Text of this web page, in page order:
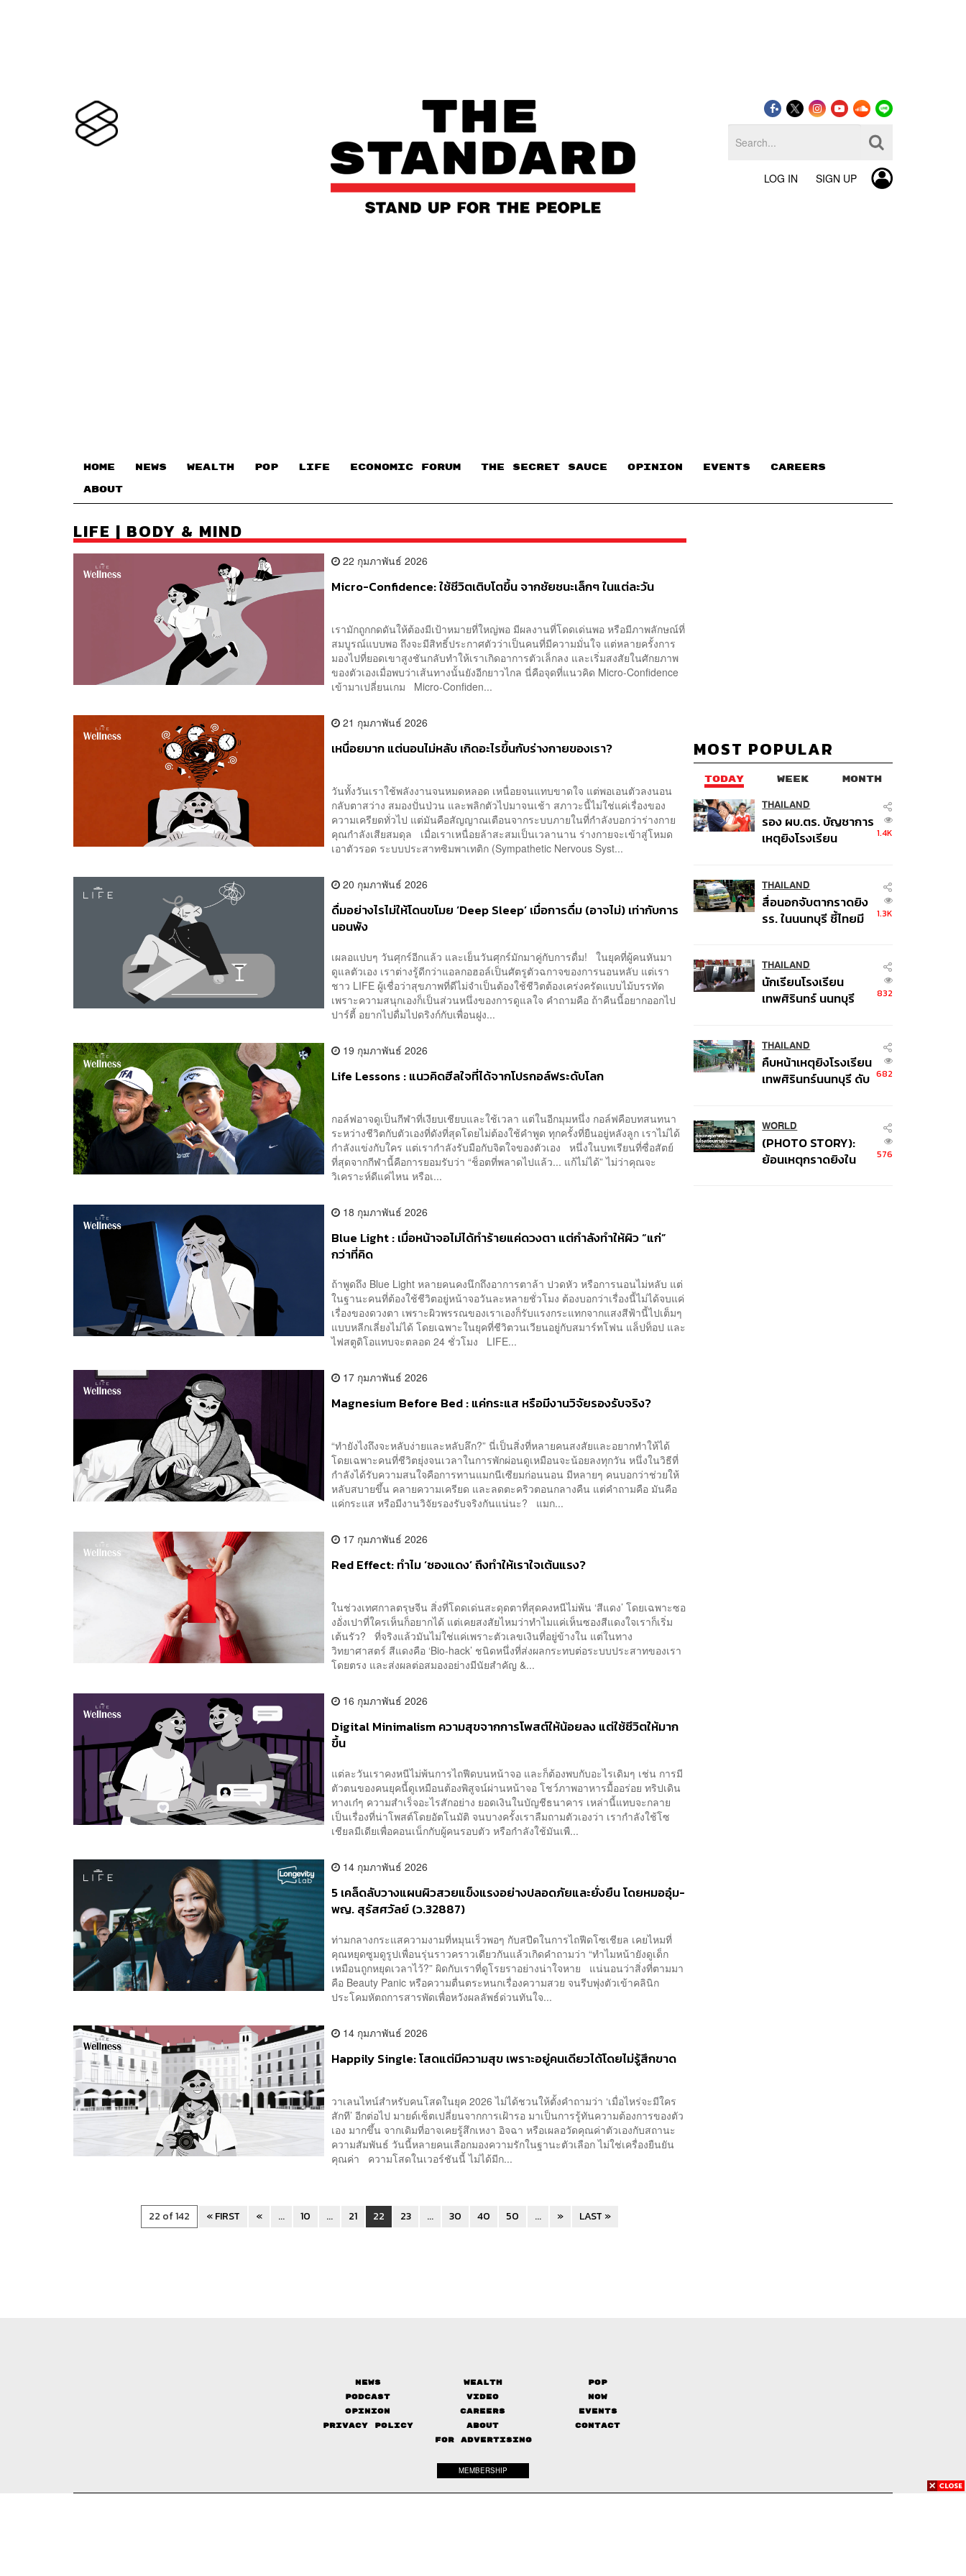
LOG IN SIGN UP
HOME NEWS WEALTH POP LIFE ECONOMIC FORUM THE SECRET SAUCE​ OPINION EVENTS CAREERS
ABOUT
LIFE | BODY & MIND
22 กุมภาพันธ์ 2026
Micro-Confidence: ใช้ชีวิตเติบโตขึ้น จากชัยชนะเล็กๆ ในแต่ละวัน
เรามักถูกกดดันให้ต้องมีเป้าหมายที่ใหญ่พอ มีผลงานที่โดดเด่นพอ หรือมีภาพลักษณ์ที่
สมบูรณ์แบบพอ ถึงจะมีสิทธิ์ประกาศตัวว่าเป็นคนที่มีความมั่นใจ แต่หลายครั้งการ
มองไปที่ยอดเขาสูงชันกลับทำให้เราเกิดอาการตัวเล็กลง และเริ่มสงสัยในศักยภาพ
ของตัวเองเมื่อพบว่าเส้นทางนั้นยังอีกยาวไกล นี่คือจุดที่แนวคิด Micro-Confidence
เข้ามาเปลี่ยนเกม Micro-Confiden...
21 กุมภาพันธ์ 2026
เหนื่อยมาก แต่นอนไม่หลับ เกิดอะไรขึ้นกับร่างกายของเรา?
วันทั้งวันเราใช้พลังงานจนหมดหลอด เหนื่อยจนแทบขาดใจ แต่พอเอนตัวลงนอน
กลับตาสว่าง สมองปั่นป่วน และพลิกตัวไปมาจนเช้า สภาวะนี้ไม่ใช่แค่เรื่องของ
ความเครียดทั่วไป แต่มันคือสัญญาณเตือนจากระบบภายในที่กำลังบอกว่าร่างกาย
คุณกำลังเสียสมดุล เมื่อเราเหนื่อยล้าสะสมเป็นเวลานาน ร่างกายจะเข้าสู่โหมด
เอาตัวรอด ระบบประสาทซิมพาเทติก (Sympathetic Nervous Syst...
20 กุมภาพันธ์ 2026
ดื่มอย่างไรไม่ให้โดนขโมย ‘Deep Sleep’ เมื่อการดื่ม (อาจไม่) เท่ากับการ
นอนพัง
เผลอแปบๆ วันศุกร์อีกแล้ว และเย็นวันศุกร์มักมาคู่กับการดื่ม! ในยุคที่ผู้คนหันมา
ดูแลตัวเอง เราต่างรู้ดีกว่าแอลกอฮอล์เป็นศัตรูตัวฉกาจของการนอนหลับ แต่เรา
ชาว LIFE ผู้เชื่อว่าสุขภาพที่ดีไม่จำเป็นต้องใช้ชีวิตต้องเคร่งครัดแบบไม้บรรทัด
เพราะความสนุกเองก็เป็นส่วนหนึ่งของการดูแลใจ คำถามคือ ถ้าคืนนี้อยากออกไป
ปาร์ตี้ อยากไปดื่มไปดริงก์กับเพื่อนฝูง...
19 กุมภาพันธ์ 2026
Life Lessons : แนวคิดฮีลใจที่ได้จากโปรกอล์ฟระดับโลก
กอล์ฟอาจดูเป็นกีฬาที่เงียบเชียบและใช้เวลา แต่ในอีกมุมหนึ่ง กอล์ฟคือบทสนทนา
ระหว่างชีวิตกับตัวเองที่ดังที่สุดโดยไม่ต้องใช้คำพูด ทุกครั้งที่ยืนอยู่หลังลูก เราไม่ได้
กำลังแข่งกับใคร แต่เรากำลังรับมือกับจิตใจของตัวเอง หนึ่งในบทเรียนที่ซื่อสัตย์
ที่สุดจากกีฬานี้คือการยอมรับว่า “ช็อตที่พลาดไปแล้ว... แก้ไม่ได้” ไม่ว่าคุณจะ
วิเคราะห์ดีแค่ไหน หรือเ...
18 กุมภาพันธ์ 2026
Blue Light : เมื่อหน้าจอไม่ได้ทำร้ายแค่ดวงตา แต่กำลังทำให้ผิว “แก่”
กว่าที่คิด
ถ้าพูดถึง Blue Light หลายคนคงนึกถึงอาการตาล้า ปวดหัว หรือการนอนไม่หลับ แต่
ในฐานะคนที่ต้องใช้ชีวิตอยู่หน้าจอวันละหลายชั่วโมง ต้องบอกว่าเรื่องนี้ไม่ได้จบแค่
เรื่องของดวงตา เพราะผิวพรรณของเราเองก็รับแรงกระแทกจากแสงสีฟ้านี้ไปเต็มๆ
แบบหลีกเลี่ยงไม่ได้ โดยเฉพาะในยุคที่ชีวิตวนเวียนอยู่กับสมาร์ทโฟน แล็ปท็อป และ
ไฟสตูดิโอแทบจะตลอด 24 ชั่วโมง LIFE...
17 กุมภาพันธ์ 2026
Magnesium Before Bed : แค่กระแส หรือมีงานวิจัยรองรับจริง?
“ทำยังไงถึงจะหลับง่ายและหลับลึก​?” นี่เป็นสิ่งที่หลายคนสงสัยและอยากทำให้ได้
โดยเฉพาะคนที่ชีวิตยุ่งจนเวลาในการพักผ่อนดูเหมือนจะน้อยลงทุกวัน หนึ่งในวิธีที่
กำลังได้รับความสนใจคือการทานแมกนีเซียมก่อนนอน มีหลายๆ คนบอกว่าช่วยให้
หลับสบายขึ้น คลายความเครียด และลดตะคริวตอนกลางคืน แต่คำถามคือ มันคือ
แค่กระแส หรือมีงานวิจัยรองรับจริงกันแน่นะ? แมก...
17 กุมภาพันธ์ 2026
Red Effect: ทำไม ‘ซองแดง’ ถึงทำให้เราใจเต้นแรง?
ในช่วงเทศกาลตรุษจีน สิ่งที่โดดเด่นสะดุดตาที่สุดคงหนีไม่พ้น ‘สีแดง’ โดยเฉพาะซอ
งอั่งเปาที่ใครเห็นก็อยากได้ แต่เคยสงสัยไหมว่าทำไมแค่เห็นซองสีแดงใจเราก็เริ่ม
เต้นรัว? ที่จริงแล้วมันไม่ใช่แค่เพราะตัวเลขเงินที่อยู่ข้างใน แต่ในทาง
วิทยาศาสตร์ สีแดงคือ ‘Bio-hack’ ชนิดหนึ่งที่ส่งผลกระทบต่อระบบประสาทของเรา
โดยตรง และส่งผลต่อสมองอย่างมีนัยสำคัญ &...
16 กุมภาพันธ์ 2026
Digital Minimalism ความสุขจากการโพสต์ให้น้อยลง แต่ใช้ชีวิตให้มาก
ขึ้น
แต่ละวันเราคงหนีไม่พ้นการไถฟีดบนหน้าจอ และก็ต้องพบกับอะไรเดิมๆ เช่น การมี
ตัวตนของคนยุคนี้ดูเหมือนต้องพิสูจน์ผ่านหน้าจอ โชว์ภาพอาหารมื้ออร่อย ทริปเดิน
ทางเก๋ๆ ความสำเร็จอะไรสักอย่าง ยอดเงินในบัญชีธนาคาร เหล่านี้แทบจะกลาย
เป็นเรื่องที่น่าโพสต์โดยอัตโนมัติ จนบางครั้งเราลืมถามตัวเองว่า เรากำลังใช้โซ
เชียลมีเดียเพื่อคอนเน็กกับผู้คนรอบตัว หรือกำลังใช้มันเพื...
14 กุมภาพันธ์ 2026
5 เคล็ดลับวางแผนผิวสวยแข็งแรงอย่างปลอดภัยและยั่งยืน โดยหมออุ๋ม-
พญ. สุรัสศวัลย์ (ว.32887)
ท่ามกลางกระแสความงามที่หมุนเร็วพอๆ กับสปีดในการไถฟีดโซเชียล เคยไหมที่
คุณหยุดซูมดูรูปเพื่อนรุ่นราวคราวเดียวกันแล้วเกิดคำถามว่า “ทำไมหน้ายังดูเด็ก
เหมือนถูกหยุดเวลาไว้?” ผิดกับเราที่ดูโรยราอย่างน่าใจหาย แน่นอนว่าสิ่งที่ตามมา
คือ Beauty Panic หรือความตื่นตระหนกเรื่องความสวย จนรีบพุ่งตัวเข้าคลินิก
ประโคมหัตถการสารพัดเพื่อหวังผลลัพธ์ด่วนทันใจ...
14 กุมภาพันธ์ 2026
Happily Single: โสดแต่มีความสุข เพราะอยู่คนเดียวได้โดยไม่รู้สึกขาด
วาเลนไทน์สำหรับคนโสดในยุค 2026 ไม่ได้ชวนให้ตั้งคำถามว่า ‘เมื่อไหร่จะมีใคร
สักที’ อีกต่อไป มายด์เซ็ตเปลี่ยนจากการเฝ้ารอ มาเป็นการรู้ทันความต้องการของตัว
เอง มากขึ้น จากเดิมที่อาจเคยรู้สึกเหงา อิจฉา หรือเผลอวัดคุณค่าตัวเองกับสถานะ
ความสัมพันธ์ วันนี้หลายคนเลือกมองความรักในฐานะตัวเลือก ไม่ใช่เครื่องยืนยัน
คุณค่า ความโสดในเวอร์ชันนี้ ไม่ได้มีก...
22 of 142 « FIRST « ... 10 ... 21 22 23 ... 30 40 50 ... » LAST »
MOST POPULAR
TODAY WEEK MONTH
THAILAND
รอง ผบ.ตร. บัญชาการ
เหตุยิงโรงเรียน
คนติดค้าง พบศพปู่-ย่า
ที่บ้านพักผู้ก่อเหตุ
1.4K
THAILAND
สื่อนอกจับตากราดยิง
รร. ในนนทบุรี ชี้ไทยมี
1.3K
THAILAND
นักเรียนโรงเรียน
เทพศิรินทร์ นนทบุรี
เหตุใช้อาวุธปืนภายใน
โรงเรียนคลี่คลาย
832
THAILAND
คืบหน้าเหตุยิงโรงเรียน
เทพศิรินทร์นนทบุรี ดับ
เหตุ
682
WORLD
(PHOTO STORY):
ย้อนเหตุกราดยิงใน
576
News Wealth
Pop
Podcast
Video
Now
Opinion
Careers
Events
Privacy Policy
About
Contact
FOR ADVERTISING
MEMBERSHIP